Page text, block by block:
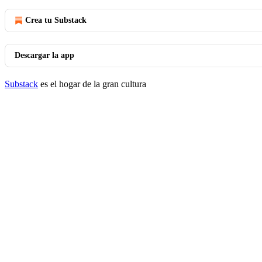
Crea tu Substack
Descargar la app
Substack es el hogar de la gran cultura